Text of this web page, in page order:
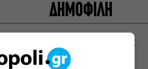
ΔΗΜΟΦΙΛΗ
Αθήνα: 5 μαγαζιά που κάνουν τις
λίγο πιο κοντά